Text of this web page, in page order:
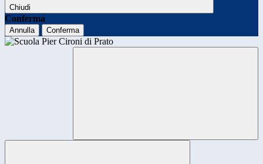
Chiudi
Conferma
Annulla Conferma